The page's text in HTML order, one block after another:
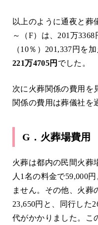
以上のように通夜と葬
～（F）は、201万
（10％）201,337円を
221万4705円 でした。
次に火葬関係の費用を
関係の費用は葬儀社を
G．火葬場
火葬は都内の民間火葬
人1名の料金で59,000
ません。その他、火葬
23,650円と、同行した
代がかかりました。こ